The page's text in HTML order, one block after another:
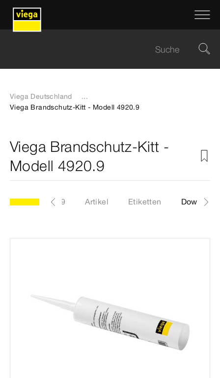
Viega Deutschland
...
Viega Brandschutz-Kitt - Modell 4920.9
Viega Brandschutz-Kitt -
Modell 4920.9
Modell 4920.9 Artikel Etiketten